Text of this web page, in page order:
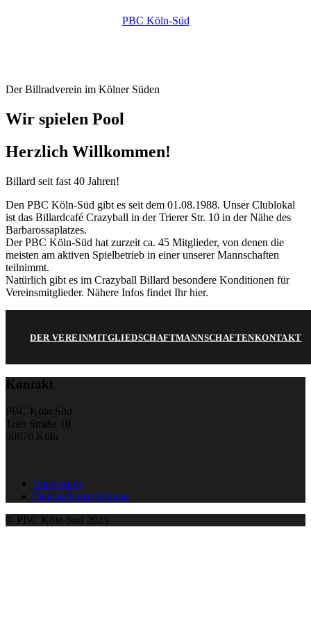
PBC Köln-Süd
Der Billradverein im Kölner Süden
Wir spielen Pool
Herzlich Willkommen!
Billard seit fast 40 Jahren!
Den PBC Köln-Süd gibt es seit dem 01.08.1988. Unser Clublokal
ist das Billardcafé Crazyball in der Trierer Str. 10 in der Nähe des
Barbarossaplatzes.
Der PBC Köln-Süd hat zurzeit ca. 45 Mitglieder, von denen die
meisten am aktiven Spielbetrieb in einer unserer Mannschaften
teilnimmt.
Natürlich gibt es im Crazyball Billard besondere Konditionen für
Vereinsmitglieder. Nähere Infos findet Ihr hier.
DER VEREINMITGLIEDSCHAFTMANNSCHAFTENKONTAKT
Kontakt
PBC Köln Süd
Trier Straße 10
50676 Köln
Impressum
Datenschutzerklärung
© PBC Köln Süd 2025